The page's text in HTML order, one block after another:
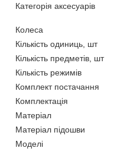
Категорія аксесуарів
Колеса
Кількість одиниць, шт
Кількість предметів, шт
Кількість режимів
Комплект постачання
Комплектація
Матеріал
Матеріал підошви
Моделі